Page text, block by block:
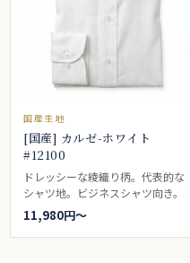
国産生地
[国産] カルゼ-ホワイト
#12100
ドレッシーな綾織り柄。代表的な
シャツ地。ビジネスシャツ向き。
11,980円〜